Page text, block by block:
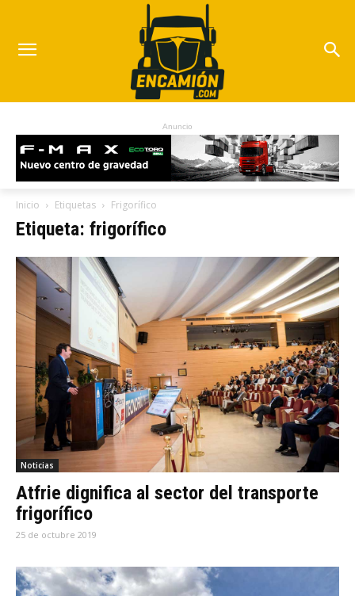
Anuncio
Inicio Etiquetas Frigorífico
Etiqueta: frigorífico
Noticias
Atfrie dignifica al sector del transporte
frigorífico
25 de octubre 2019